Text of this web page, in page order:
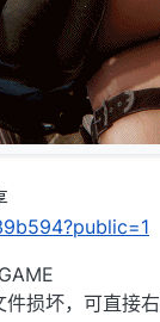
损坏，可直接